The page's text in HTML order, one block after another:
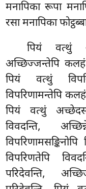
मनापिका रूपा
रसा मनापिका
पियं वत्थुं
अच्छिज्जन्तेपि कलहं
पियं वत्थुं
विपरिणामन्तेपि
पियं वत्थुं
विवदन्ति,
विपरिणतेपि
परिदेवन्ति,